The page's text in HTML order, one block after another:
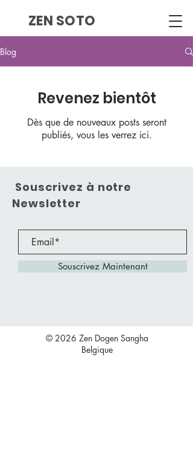
ZEN SOTO
Blog
Revenez bientôt
Dès que de nouveaux posts seront
publiés, vous les verrez ici.
Souscrivez à notre
Newsletter
Souscrivez Maintenant
© 2026 Zen Dogen Sangha
Belgique